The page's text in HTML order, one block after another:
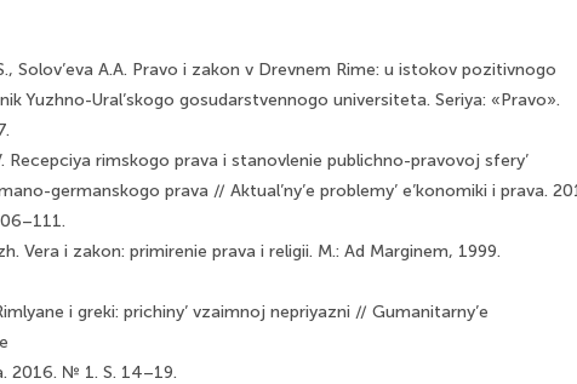
Solov’eva A.A. Pravo i zakon v Drevnem Rime: u istokov pozitivnogo
Yuzhno-Ural’skogo gosudarstvennogo universiteta. Seriya: «Pravo».
Recepciya rimskogo prava i stanovlenie publichno-pravovoj sfery’
germanskogo prava // Aktual’ny’e problemy’ e’konomiki i prava.
Vera i zakon: primirenie prava i religii. M.: Ad Marginem, 1999.
i greki: prichiny’ vzaimnoj nepriyazni // Gumanitarny’e
2016. № 1. S. 14–19.